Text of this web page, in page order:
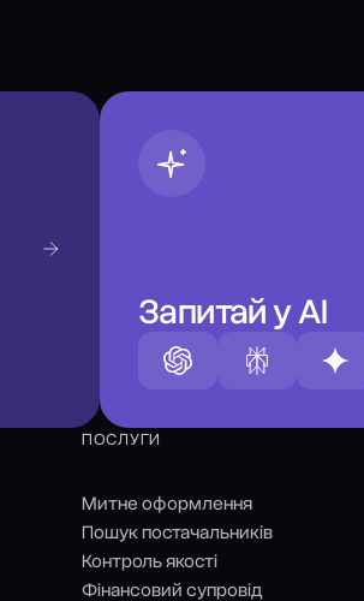
Запитай у AI
ПОСЛУГИ
Митне оформлення
Пошук постачальників
Контроль якості
Фінансовий супровід